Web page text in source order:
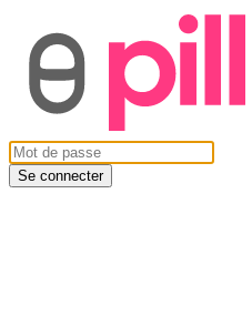
Se connecter